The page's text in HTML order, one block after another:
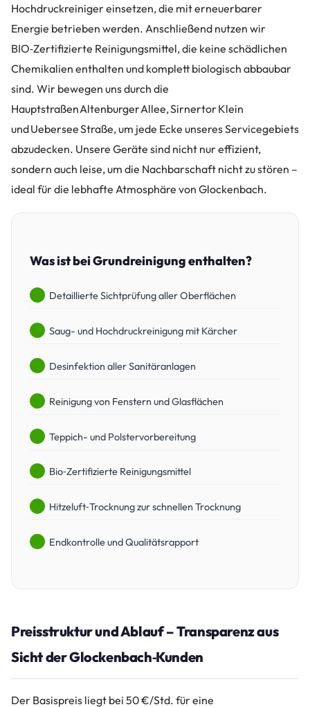
Hochdruckreiniger einsetzen, die mit erneuerbarer
Energie betrieben werden. Anschließend nutzen wir
BIO‑Zertifizierte Reinigungsmittel, die keine schädlichen
Chemikalien enthalten und komplett biologisch abbaubar
sind. Wir bewegen uns durch die
Hauptstraßen Altenburger Allee, Sirnertor Klein
und Uebersee Straße, um jede Ecke unseres Servicegebiets
abzudecken. Unsere Geräte sind nicht nur effizient,
sondern auch leise, um die Nachbarschaft nicht zu stören –
ideal für die lebhafte Atmosphäre von Glockenbach.
Was ist bei Grundreinigung enthalten?
Detaillierte Sichtprüfung aller Oberflächen
Saug- und Hochdruckreinigung mit Kärcher
Desinfektion aller Sanitäranlagen
Reinigung von Fenstern und Glasflächen
Teppich- und Polstervorbereitung
Bio‑Zertifizierte Reinigungsmittel
Hitzeluft‑Trocknung zur schnellen Trocknung
Endkontrolle und Qualitätsrapport
Preisstruktur und Ablauf – Transparenz aus
Sicht der Glockenbach‑Kunden
Der Basispreis liegt bei 50 €/Std. für eine